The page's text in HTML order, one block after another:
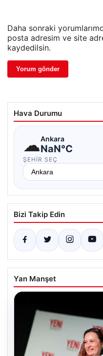
Daha sonraki
posta adresim ve site
kaydedilsin.
Hava Durumu
☁Ankara
NaN°C
ŞEHIR SEÇ
Bizi Takip Edin
Yan Manşet